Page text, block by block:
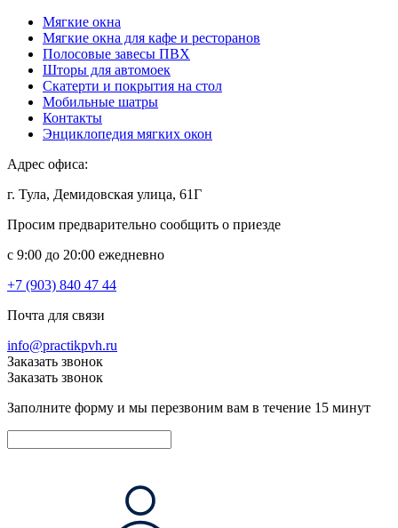
Мягкие окна
Мягкие окна для кафе и ресторанов
Полосовые завесы ПВХ
Шторы для автомоек
Скатерти и покрытия на стол
Мобильные шатры
Контакты
Энциклопедия мягких окон
Адрес офиса:
г. Тула, Демидовская улица, 61Г
Просим предварительно сообщить о приезде
c 9:00 до 20:00 ежедневно
+7 (903) 840 47 44
Почта для связи
info@practikpvh.ru
Заказать звонок
Заказать звонок
Заполните форму и мы перезвоним вам в течение 15 минут